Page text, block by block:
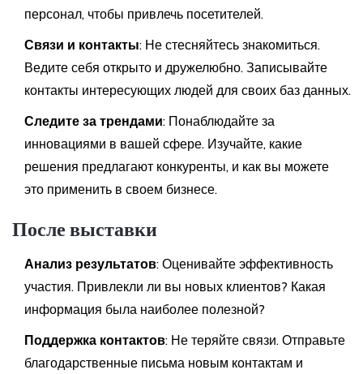
персонал, чтобы привлечь посетителей.
Связи и контакты: Не стесняйтесь знакомиться.
Ведите себя открыто и дружелюбно. Записывайте
контакты интересующих людей для своих баз данных.
Следите за трендами: Понаблюдайте за
инновациями в вашей сфере. Изучайте, какие
решения предлагают конкуренты, и как вы можете
это применить в своем бизнесе.
После выставки
Анализ результатов: Оценивайте эффективность
участия. Привлекли ли вы новых клиентов? Какая
информация была наиболее полезной?
Поддержка контактов: Не теряйте связи. Отправьте
благодарственные письма новым контактам и